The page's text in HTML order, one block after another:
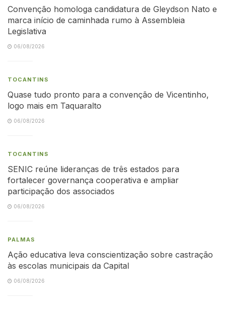
Convenção homologa candidatura de Gleydson Nato e
marca início de caminhada rumo à Assembleia
Legislativa
06/08/2026
TOCANTINS
Quase tudo pronto para a convenção de Vicentinho,
logo mais em Taquaralto
06/08/2026
TOCANTINS
SENIC reúne lideranças de três estados para
fortalecer governança cooperativa e ampliar
participação dos associados
06/08/2026
PALMAS
Ação educativa leva conscientização sobre castração
às escolas municipais da Capital
06/08/2026